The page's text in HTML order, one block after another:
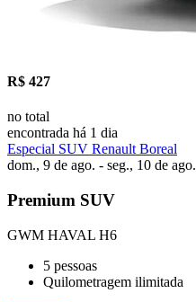
R$ 427
no total
encontrada há 1 dia
Especial SUV Renault Boreal
dom., 9 de ago. - seg., 10 de ago.
Premium SUV
GWM HAVAL H6
5 pessoas
Quilometragem ilimitada